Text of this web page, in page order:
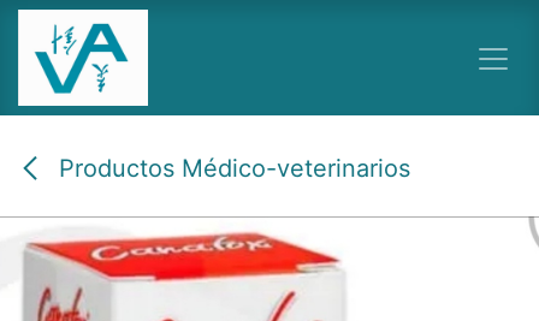
Ir al contenido
Productos Médico-veterinarios